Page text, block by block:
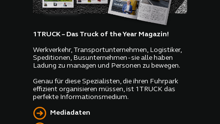
1TRUCK – Das Truck of the Year Magazin!
Werkverkehr, Transportunternehmen, Logistiker,
Speditionen, Busunternehmen - sie alle haben
Ladung zu managen und Personen zu bewegen.
Genau für diese Spezialisten, die ihren Fuhrpark
effizient organisieren müssen, ist 1TRUCK das
perfekte Informationsmedium.
Mediadaten